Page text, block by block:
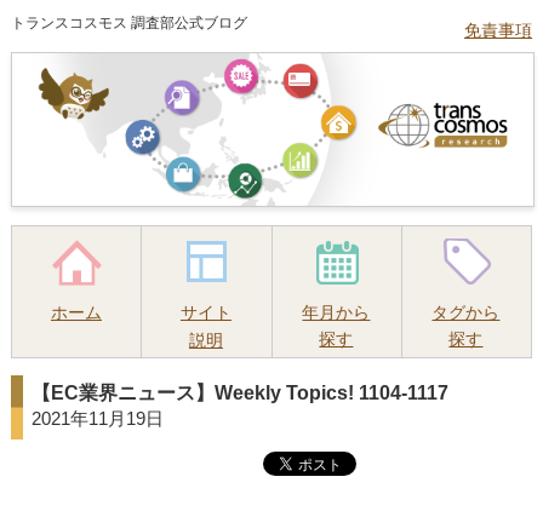
トランスコスモス 調査部公式ブログ 免責事項
ホーム
サイト
説明
年月から
探す
タグから
探す
【EC業界ニュース】Weekly Topics! 1104-1117
2021年11月19日